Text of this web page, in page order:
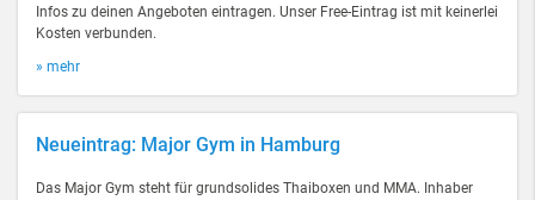
Infos zu deinen Angeboten eintragen. Unser Free-Eintrag ist mit keinerlei
Kosten verbunden.
» mehr
Neueintrag: Major Gym in Hamburg
Das Major Gym steht für grundsolides Thaiboxen und MMA. Inhaber